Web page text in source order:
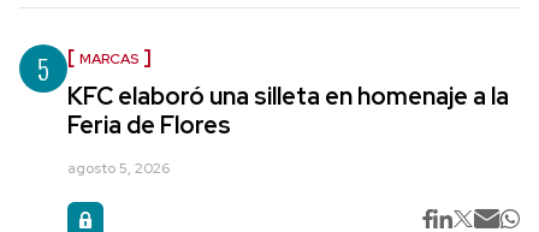
5 MARCAS
KFC elaboró una silleta en homenaje a la
Feria de Flores
agosto 5, 2026